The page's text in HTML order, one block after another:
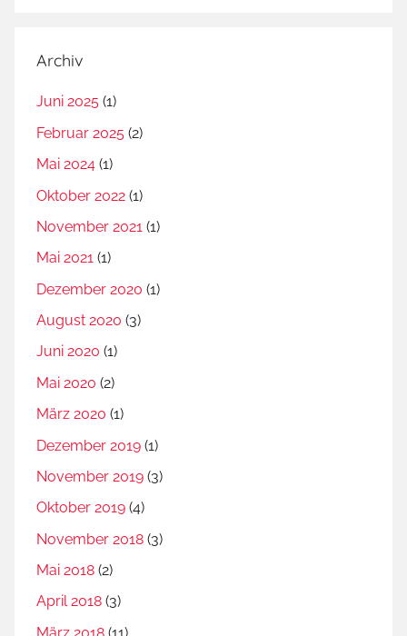
Archiv
Juni 2025 (1)
Februar 2025 (2)
Mai 2024 (1)
Oktober 2022 (1)
November 2021 (1)
Mai 2021 (1)
Dezember 2020 (1)
August 2020 (3)
Juni 2020 (1)
Mai 2020 (2)
März 2020 (1)
Dezember 2019 (1)
November 2019 (3)
Oktober 2019 (4)
November 2018 (3)
Mai 2018 (2)
April 2018 (3)